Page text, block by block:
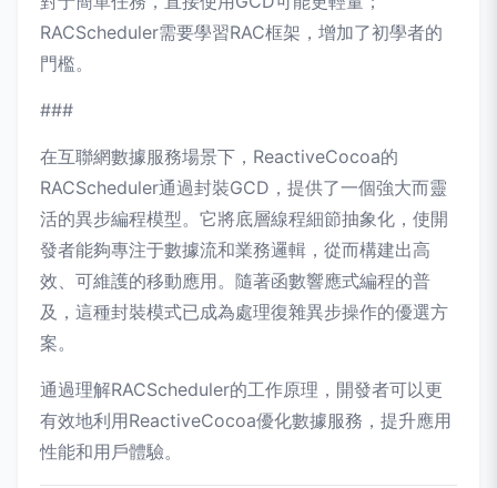
RACScheduler需要學習RAC框架，增加了初學者的
門檻。
###
在互聯網數據服務場景下，ReactiveCocoa的
RACScheduler通過封裝GCD，提供了一個強大而靈
活的異步編程模型。它將底層線程細節抽象化，使開
發者能夠專注于數據流和業務邏輯，從而構建出高
效、可維護的移動應用。隨著函數響應式編程的普
及，這種封裝模式已成為處理復雜異步操作的優選方
案。
通過理解RACScheduler的工作原理，開發者可以更
有效地利用ReactiveCocoa優化數據服務，提升應用
性能和用戶體驗。